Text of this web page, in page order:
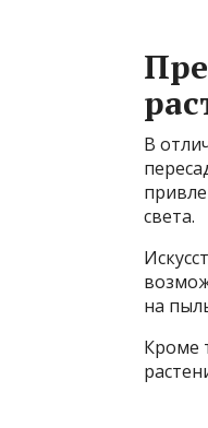
В
света.
на
Кроме